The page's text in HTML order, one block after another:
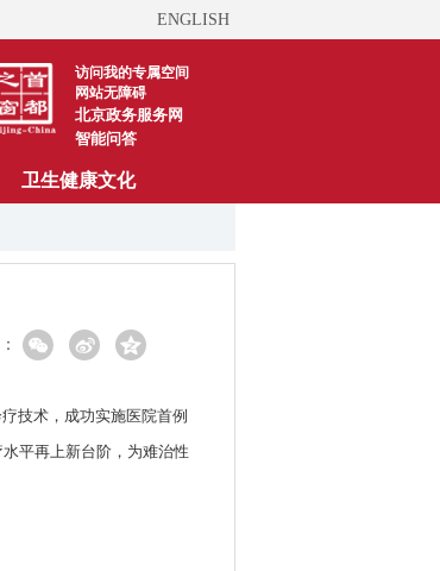
ENGLISH
访问我的专属空间
网站无障碍
北京政务服务网
智能问答
卫生健康文化
技术，成功实施医院首例
平再上新台阶，为难治性